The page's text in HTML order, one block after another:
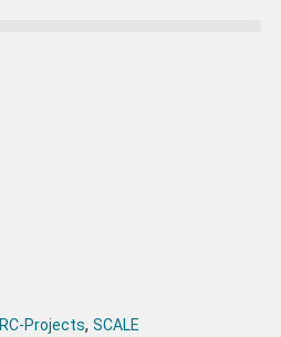
RC-Projects, SCALE